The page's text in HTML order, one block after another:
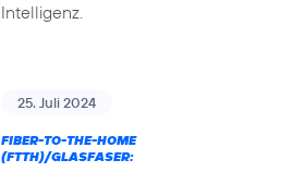
Intelligenz.
25. Juli 2024
FIBER-TO-THE-HOME
(FTTH)/GLASFASER: